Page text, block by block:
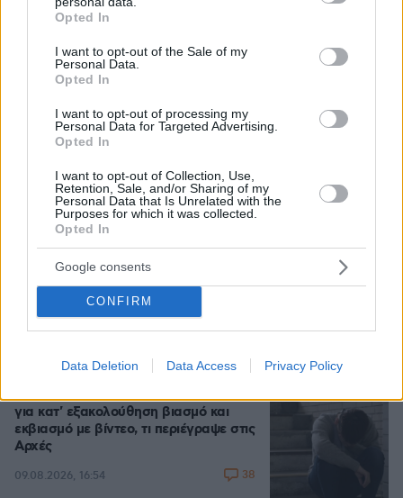
grant or deny consent to Google and its third-party tags to
use your data for below specified purposes in below Google
consent section.
Opted In
I want to opt-out of the Sale of my
Personal Data.
Opted In
I want to opt-out of processing my
Personal Data for Targeted Advertising.
Opted In
I want to opt-out of Collection, Use,
Retention, Sale, and/or Sharing of my
Personal Data that Is Unrelated with the
Purposes for which it was collected.
Opted In
Google consents
CONFIRM
Data Deletion Data Access Privacy Policy
Ανάρτηση με υπονοούμενα: «Κάποιοι
περιστάσεων» λέει η Ανδρομάχη εν
μέσω φημών για τη σχέση της με τον
Γιώργο Λιβάνη
09.08.2026, 15:57 25
Έλαμψαν οι Έλληνες στο φιλικό
Καρέτσας, ασίστ και κερδισμένο
πέναλτι ο Τζόλης, δείτε βίντεο
09.08.2026, 18:13
Σκιάθος: 15χρονος κατήγγειλε 17χρονο
για κατ' εξακολούθηση βιασμό και
εκβιασμό με βίντεο, τι περιέγραψε στις
Αρχές
09.08.2026, 16:54 38